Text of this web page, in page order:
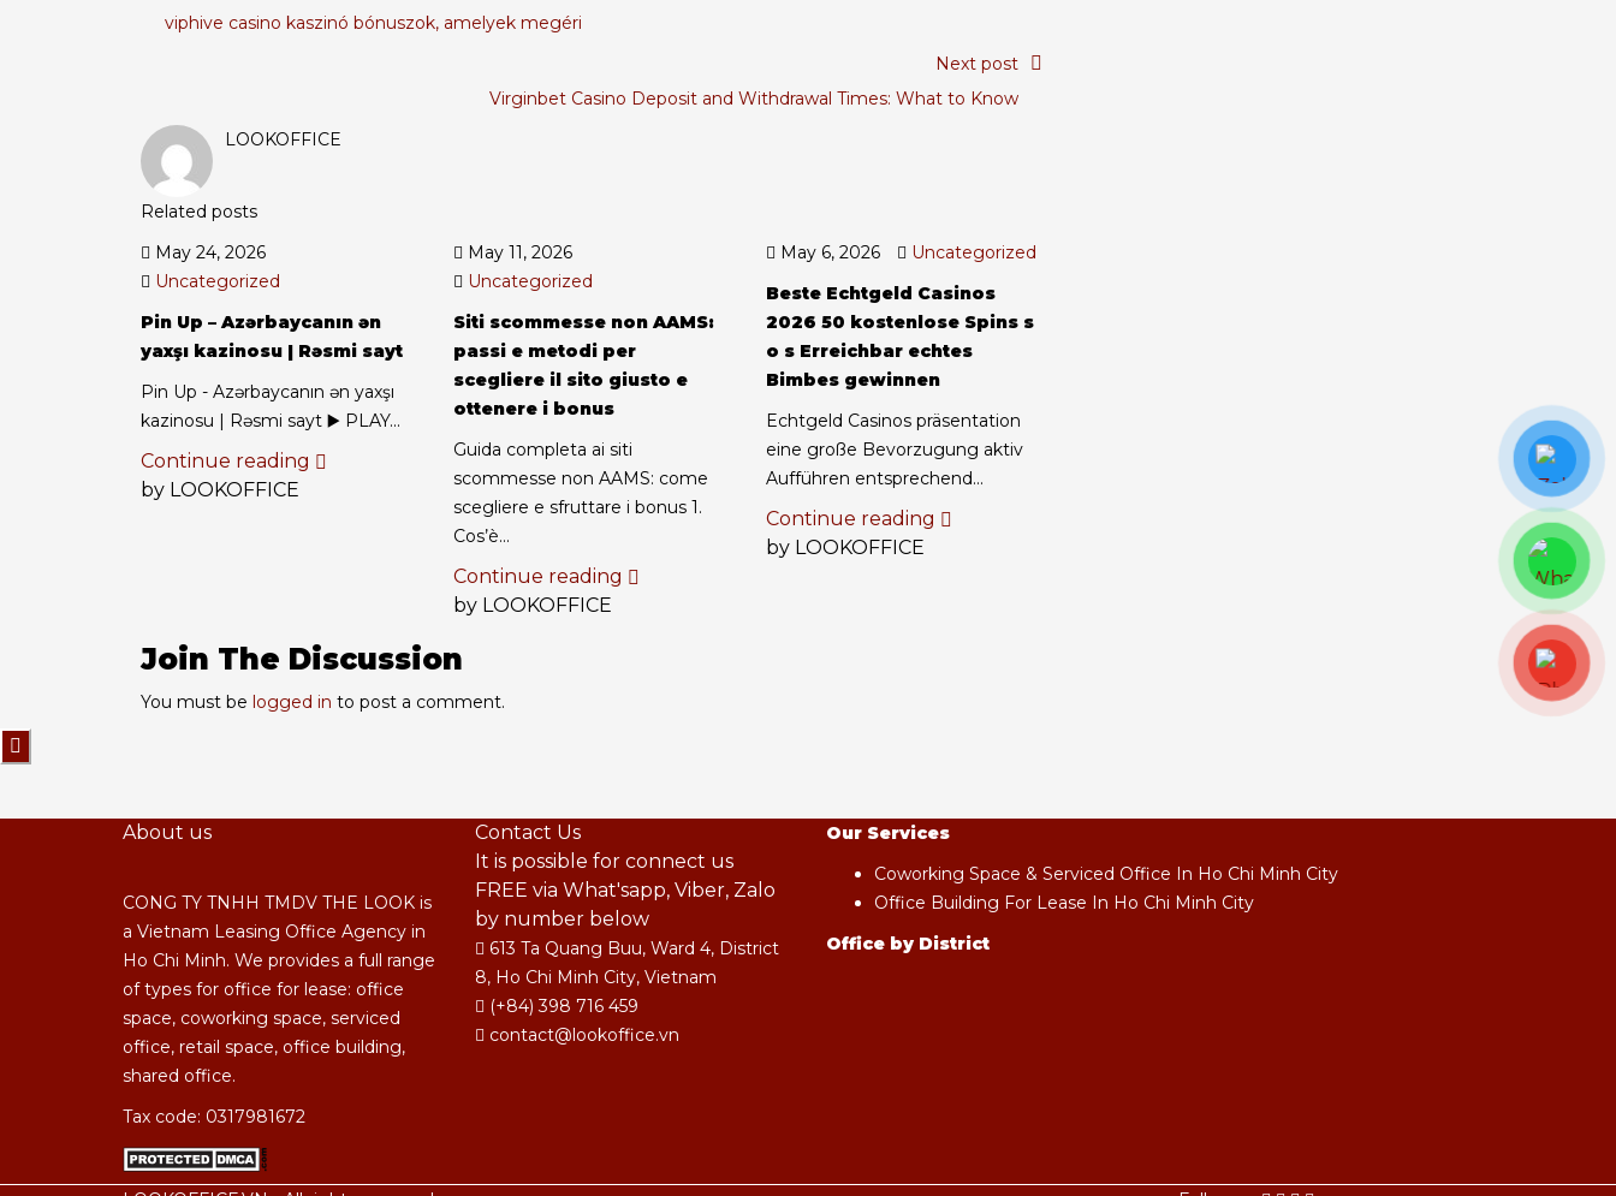
viphive casino kaszinó bónuszok, amelyek megéri
Next post
Virginbet Casino Deposit and Withdrawal Times: What to Know
LOOKOFFICE
Related posts
May 24, 2026
Uncategorized
Pin Up – Azərbaycanın ən
yaxşı kazinosu | Rəsmi sayt
Pin Up - Azərbaycanın ən yaxşı
kazinosu | Rəsmi sayt ▶️ PLAY...
Continue reading
by LOOKOFFICE
May 11, 2026
Uncategorized
Siti scommesse non AAMS:
passi e metodi per
scegliere il sito giusto e
ottenere i bonus
Guida completa ai siti
scommesse non AAMS: come
scegliere e sfruttare i bonus 1.
Cos’è...
Continue reading
by LOOKOFFICE
May 6, 2026
Uncategorized
Beste Echtgeld Casinos
2026 50 kostenlose Spins s
o s Erreichbar echtes
Bimbes gewinnen
Echtgeld Casinos präsentation
eine große Bevorzugung aktiv
Aufführen entsprechend...
Continue reading
by LOOKOFFICE
Join The Discussion
You must be logged in to post a comment.
About us
CONG TY TNHH TMDV THE LOOK is
a Vietnam Leasing Office Agency in
Ho Chi Minh. We provides a full range
of types for office for lease: office
space, coworking space, serviced
office, retail space, office building,
shared office.
Tax code: 0317981672
Contact Us
It is possible for connect us
FREE via What'sapp, Viber, Zalo
by number below
613 Ta Quang Buu, Ward 4, District
8, Ho Chi Minh City, Vietnam
(+84) 398 716 459
contact@lookoffice.vn
Our Services
Coworking Space & Serviced Office In Ho Chi Minh City
Office Building For Lease In Ho Chi Minh City
Office by District